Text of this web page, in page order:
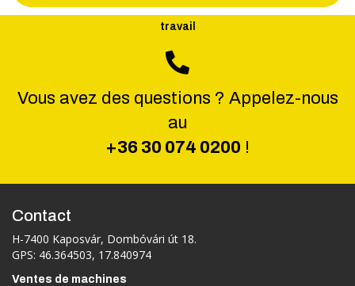
travail
Vous avez des questions ? Appelez-nous
au
+36 30 074 0200 !
Contact
H-7400 Kaposvár, Dombóvári út 18.
GPS: 46.364503, 17.840974
Ventes de machines